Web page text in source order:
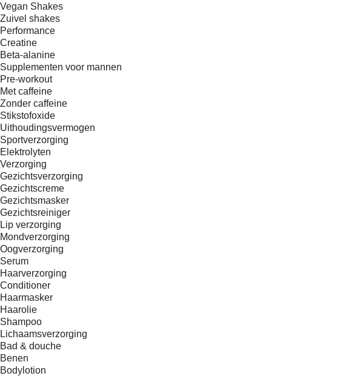
Vegan Shakes
Zuivel shakes
Performance
Creatine
Beta-alanine
Supplementen voor mannen
Pre-workout
Met caffeine
Zonder caffeine
Stikstofoxide
Uithoudingsvermogen
Sportverzorging
Elektrolyten
Verzorging
Gezichtsverzorging
Gezichtscreme
Gezichtsmasker
Gezichtsreiniger
Lip verzorging
Mondverzorging
Oogverzorging
Serum
Haarverzorging
Conditioner
Haarmasker
Haarolie
Shampoo
Lichaamsverzorging
Bad & douche
Benen
Bodylotion